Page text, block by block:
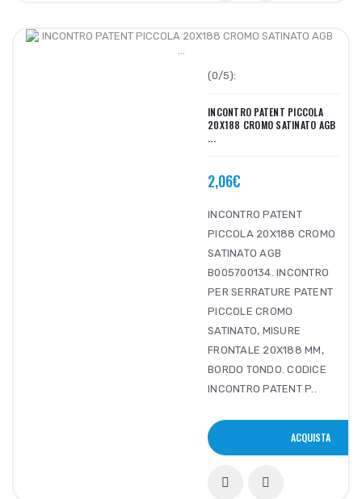
(0/5):
INCONTRO PATENT PICCOLA
20X188 CROMO SATINATO AGB
...
2,06€
INCONTRO PATENT
PICCOLA 20X188 CROMO
SATINATO AGB
B005700134. INCONTRO
PER SERRATURE PATENT
PICCOLE CROMO
SATINATO, MISURE
FRONTALE 20X188 MM,
BORDO TONDO. CODICE
INCONTRO PATENT P..
ACQUISTA